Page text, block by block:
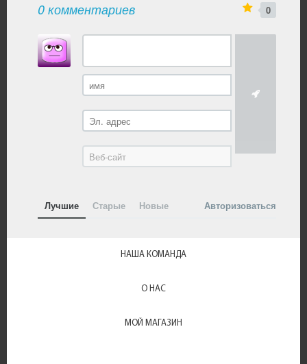
0 комментариев 0
Лучшие Старые Новые Авторизоваться
НАША КОМАНДА
О НАС
МОЙ МАГАЗИН